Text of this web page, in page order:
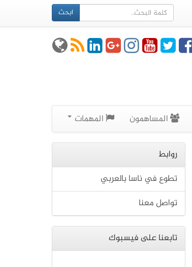
ابحث
المساهمون المهمات
روابط
تطوع في ناسا بالعربي
تواصل معنا
تابعنا على فيسبوك